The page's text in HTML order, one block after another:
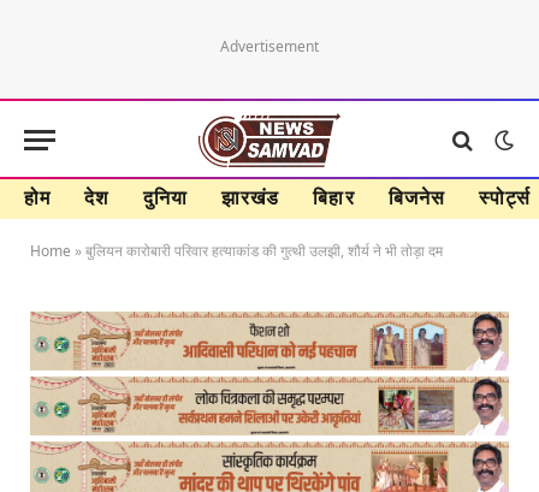
Advertisement
होम देश दुनिया झारखंड बिहार बिजनेस स्पोर्ट्स
Home »बुलियन कारोबारी परिवार हत्याकांड की गुत्थी उलझी, शौर्य ने भी तोड़ा दम